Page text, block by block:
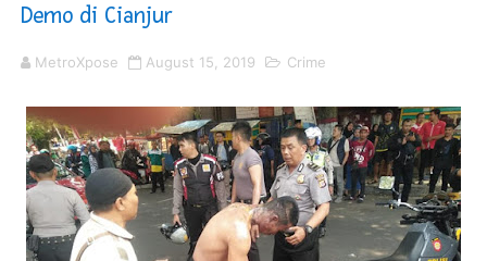
Optimalkan Efisiensi Anggaran, Bupati Taput JTP
PT ASDP Cabang Ambon Siap Dukung Program Bank
Demo di Cianjur
MetroXpose August 15, 2019 Crime